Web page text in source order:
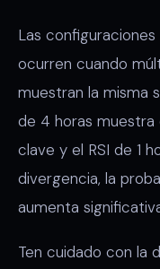
Las
ocurren cuando
muestran la misma
de 4 horas muestra
clave y el RSI de 1
divergencia, la
aumenta
Ten cuidado con la